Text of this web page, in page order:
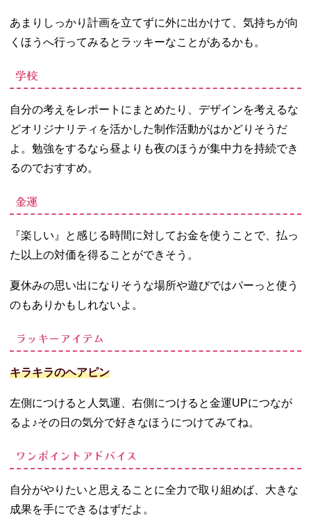
あまりしっかり計画を立てずに外に出かけて、気持ちが向
くほうへ行ってみるとラッキーなことがあるかも。
学校
自分の考えをレポートにまとめたり、デザインを考えるな
どオリジナリティを活かした制作活動がはかどりそうだ
よ。勉強をするなら昼よりも夜のほうが集中力を持続でき
るのでおすすめ。
金運
『楽しい』と感じる時間に対してお金を使うことで、払っ
た以上の対価を得ることができそう。
夏休みの思い出になりそうな場所や遊びではパーっと使う
のもありかもしれないよ。
ラッキーアイテム
キラキラのヘアピン
左側につけると人気運、右側につけると金運UPにつなが
るよ♪その日の気分で好きなほうにつけてみてね。
ワンポイントアドバイス
自分がやりたいと思えることに全力で取り組めば、大きな
成果を手にできるはずだよ。